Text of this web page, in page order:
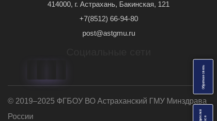
О
б
р
а
т
н
а
я
с
в
я
з
ь
414000, г. Астрахань, Бакинская, 121
+7(8512) 66-94-80
post@astgmu.ru
© 2019–2025 ФГБОУ ВО Астраханский ГМУ Минздрава
России